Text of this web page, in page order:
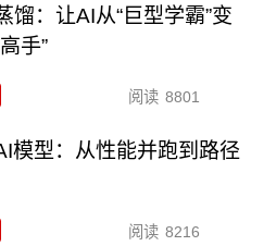
馏：让AI从“巨型学霸”变
手”
阅读 8801
模型：从性能并跑到路径
阅读 8216